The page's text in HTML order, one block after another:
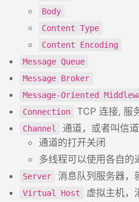
Body
Content Type
Content Encoding
Message Queue
Message Broker
Message-Oriented
Connection TCP 连接, 服
Channel
通道，或者叫信
通道的打开关闭
多线程可以使用各自的
Server 消息队列服务器，
Virtual Host 虚拟主机，